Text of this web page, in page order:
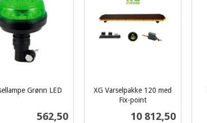
Grønn LED
Pris
562,50
XG Varselpakke 120 med
Fix-point
Pris
10 812,50